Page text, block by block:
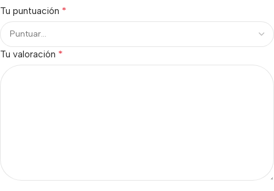
Tu puntuación *
Tu valoración *